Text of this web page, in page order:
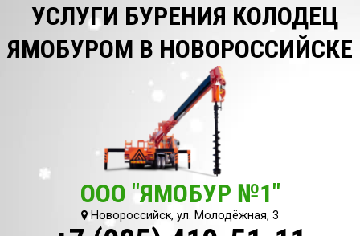
УСЛУГИ БУРЕНИЯ КОЛОДЕЦ
ЯМОБУРОМ В НОВОРОССИЙСКЕ
ООО "ЯМОБУР №1"
Новороссийск, ул. Молодёжная, 3